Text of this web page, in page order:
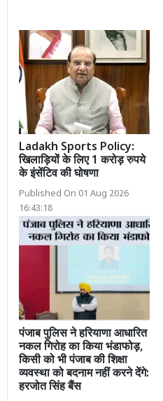
Ladakh Sports Policy:
खिलाड़ियों के लिए 1 करोड़ रुपये
के इंसेंटिव की घोषणा
Published On 01 Aug 2026
16:43:18
पंजाब पुलिस ने हरियाणा आधारित
नकल गिरोह का किया भंडाफोड़,
किसी को भी पंजाब की शिक्षा
व्यवस्था को बदनाम नहीं करने देंगे:
हरजोत सिंह बैंस